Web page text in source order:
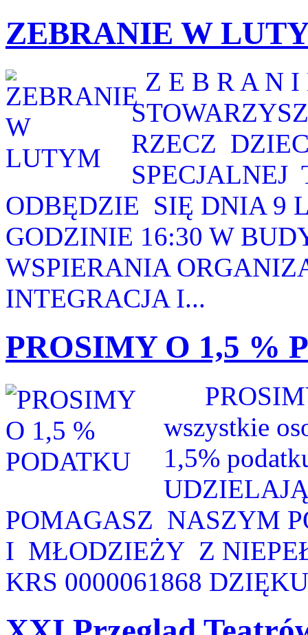
ZEBRANIE W
Z E B R A N I
RZECZ
ODBĘDZIE SIĘ DNIA 9
GODZINIE 16:30 W
WSPIERANIA
INTEGRACJA I...
PROSIMY O 1,5 %
PROSIMY
wszystkie
1,5%
POMAGASZ NASZYM
I MŁODZIEŻY Z
KRS 0000061868